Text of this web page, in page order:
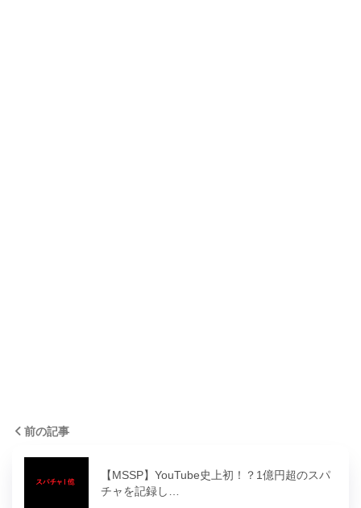
前の記事
【MSSP】YouTube史上初！？1億円超のスパ
チャを記録し…